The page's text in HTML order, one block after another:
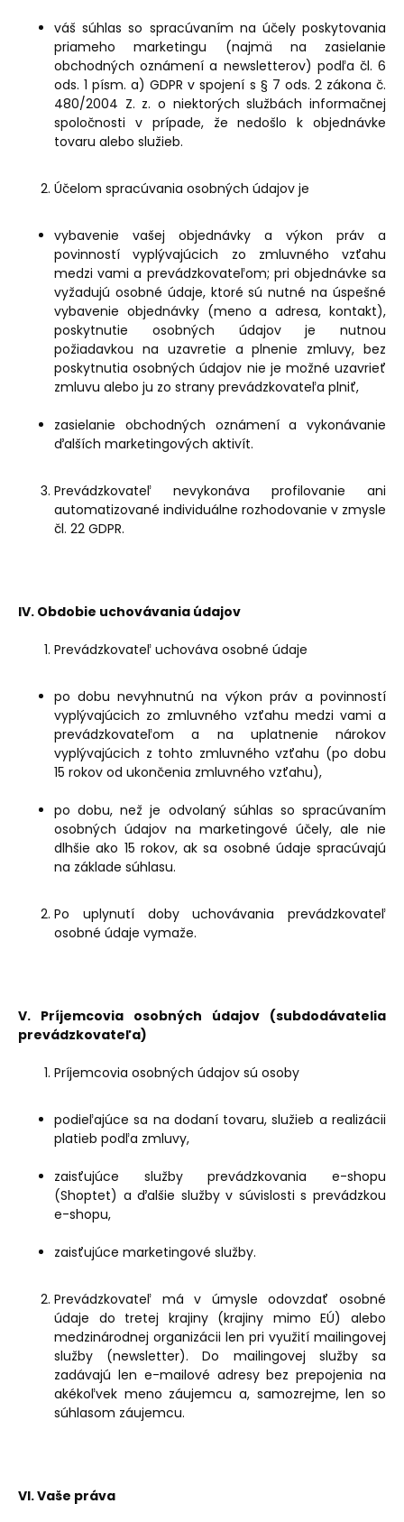
váš súhlas so spracúvaním na účely poskytovania
priameho marketingu (najmä na zasielanie
obchodných oznámení a newsletterov) podľa čl. 6
ods. 1 písm. a) GDPR v spojení s § 7 ods. 2 zákona č.
480/2004 Z. z. o niektorých službách informačnej
spoločnosti v prípade, že nedošlo k objednávke
tovaru alebo služieb.
Účelom spracúvania osobných údajov je
vybavenie vašej objednávky a výkon práv a
povinností vyplývajúcich zo zmluvného vzťahu
medzi vami a prevádzkovateľom; pri objednávke sa
vyžadujú osobné údaje, ktoré sú nutné na úspešné
vybavenie objednávky (meno a adresa, kontakt),
poskytnutie osobných údajov je nutnou
požiadavkou na uzavretie a plnenie zmluvy, bez
poskytnutia osobných údajov nie je možné uzavrieť
zmluvu alebo ju zo strany prevádzkovateľa plniť,
zasielanie obchodných oznámení a vykonávanie
ďalších marketingových aktivít.
Prevádzkovateľ nevykonáva profilovanie ani
automatizované individuálne rozhodovanie v zmysle
čl. 22 GDPR.
IV. Obdobie uchovávania údajov
Prevádzkovateľ uchováva osobné údaje
po dobu nevyhnutnú na výkon práv a povinností
vyplývajúcich zo zmluvného vzťahu medzi vami a
prevádzkovateľom a na uplatnenie nárokov
vyplývajúcich z tohto zmluvného vzťahu (po dobu
15 rokov od ukončenia zmluvného vzťahu),
po dobu, než je odvolaný súhlas so spracúvaním
osobných údajov na marketingové účely, ale nie
dlhšie ako 15 rokov, ak sa osobné údaje spracúvajú
na základe súhlasu.
Po uplynutí doby uchovávania prevádzkovateľ
osobné údaje vymaže.
V. Príjemcovia osobných údajov (subdodávatelia
prevádzkovateľa)
Príjemcovia osobných údajov sú osoby
podieľajúce sa na dodaní tovaru, služieb a realizácii
platieb podľa zmluvy,
zaisťujúce služby prevádzkovania e-shopu
(Shoptet) a ďalšie služby v súvislosti s prevádzkou
e-shopu,
zaisťujúce marketingové služby.
Prevádzkovateľ má v úmysle odovzdať osobné
údaje do tretej krajiny (krajiny mimo EÚ) alebo
medzinárodnej organizácii len pri využití mailingovej
služby (newsletter). Do mailingovej služby sa
zadávajú len e-mailové adresy bez prepojenia na
akékoľvek meno záujemcu a, samozrejme, len so
súhlasom záujemcu.
VI. Vaše práva